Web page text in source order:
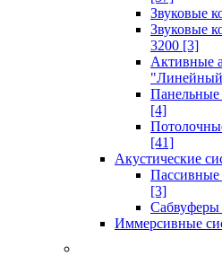
Звуковые
Звуковые
3200 [3]
Активные
"Линейный
Панельные
[4]
[41]
Акустические
Пассивные
[3]
Сабвуферы
Иммерсивные